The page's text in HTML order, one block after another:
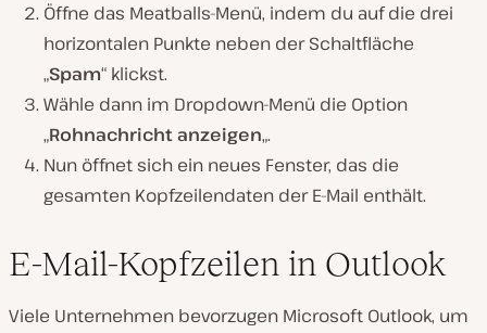
Öffne das Meatballs-Menü, indem du auf die drei
horizontalen Punkte neben der Schaltfläche
„Spam“ klickst.
Wähle dann im Dropdown-Menü die Option
„Rohnachricht anzeigen„.
Nun öffnet sich ein neues Fenster, das die
gesamten Kopfzeilendaten der E-Mail enthält.
E-Mail-Kopfzeilen in Outlook
Viele Unternehmen bevorzugen Microsoft Outlook, um